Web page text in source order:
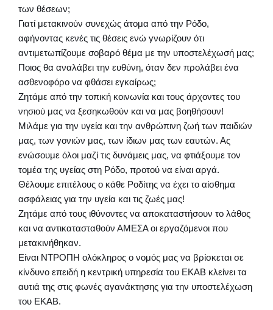
των θέσεων;
Γιατί μετακινούν συνεχώς άτομα από την Ρόδο,
αφήνοντας κενές τις θέσεις ενώ γνωρίζουν ότι
αντιμετωπίζουμε σοβαρό θέμα με την υποστελέχωσή μας;
Ποιος θα αναλάβει την ευθύνη, όταν δεν προλάβει ένα
ασθενοφόρο να φθάσει εγκαίρως;
Ζητάμε από την τοπική κοινωνία και τους άρχοντες του
νησιού μας να ξεσηκωθούν και να μας βοηθήσουν!
Μιλάμε για την υγεία και την ανθρώπινη ζωή των παιδιών
μας, των γονιών μας, των ίδιων μας των εαυτών. Ας
ενώσουμε όλοι μαζί τις δυνάμεις μας, να φτιάξουμε τον
τομέα της υγείας στη Ρόδο, προτού να είναι αργά.
Θέλουμε επιτέλους ο κάθε Ροδίτης να έχει το αίσθημα
ασφάλειας για την υγεία και τις ζωές μας!
Ζητάμε από τους ιθύνοντες να αποκαταστήσουν το λάθος
και να αντικατασταθούν ΑΜΕΣΑ οι εργαζόμενοι που
μετακινήθηκαν.
Είναι ΝΤΡΟΠΗ ολόκληρος ο νομός μας να βρίσκεται σε
κίνδυνο επειδή η κεντρική υπηρεσία του ΕΚΑΒ κλείνει τα
αυτιά της στις φωνές αγανάκτησης για την υποστελέχωση
του ΕΚΑΒ.